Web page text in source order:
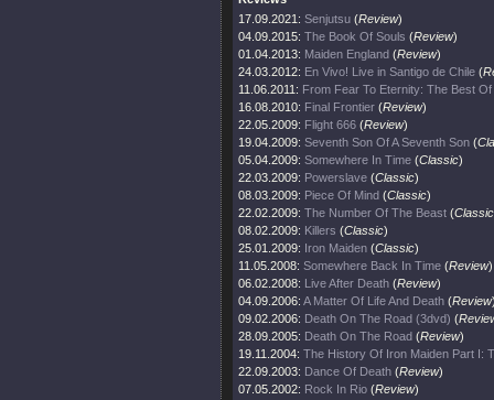
17.09.2021: Senjutsu (Review)
04.09.2015: The Book Of Souls (Review)
01.04.2013: Maiden England (Review)
24.03.2012: En Vivo! Live in Santigo de Chile (
11.06.2011: From Fear To Eternity: The Best
16.08.2010: Final Frontier (Review)
22.05.2009: Flight 666 (Review)
19.04.2009: Seventh Son Of A Seventh Son (
05.04.2009: Somewhere In Time (Classic)
22.03.2009: Powerslave (Classic)
08.03.2009: Piece Of Mind (Classic)
22.02.2009: The Number Of The Beast (Classic
08.02.2009: Killers (Classic)
25.01.2009: Iron Maiden (Classic)
11.05.2008: Somewhere Back In Time (Review)
06.02.2008: Live After Death (Review)
04.09.2006: A Matter Of Life And Death (Review
09.02.2006: Death On The Road (3dvd) (
28.09.2005: Death On The Road (Review)
19.11.2004: The History Of Iron Maiden Part I:
22.09.2003: Dance Of Death (Review)
07.05.2002: Rock In Rio (Review)